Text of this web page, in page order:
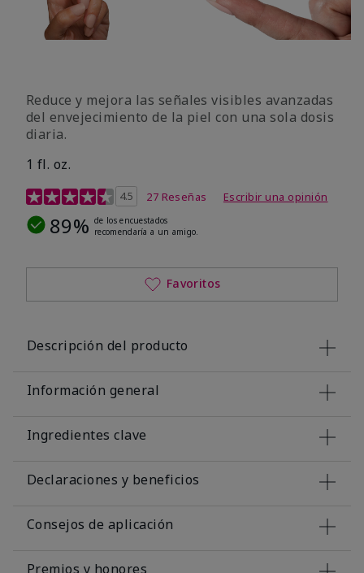
Reduce y mejora las señales visibles avanzadas
del envejecimiento de la piel con una sola dosis
diaria.
1 fl. oz.
Calificación de clientes de 4,1 de 5
4.5 27 Reseñas Escribir una opinión
89% de los encuestados
recomendaría a un amigo.
Favoritos
Descripción del producto
Información general
Ingredientes clave
Declaraciones y beneficios
Consejos de aplicación
Premios y honores